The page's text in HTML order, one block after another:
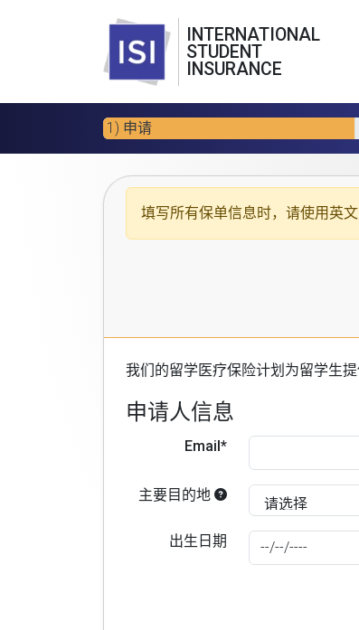
INTERNATIONAL
STUDENT
INSURANCE
1) 申请
填写所有保单信息时，请使用 英
我们的留学医疗保险计划 为留学生
申请人信息
Email*
主要目的地
出生日期